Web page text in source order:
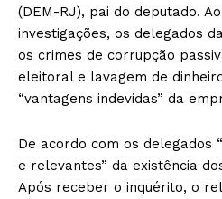
(DEM-RJ), pai do deputado.
investigações, os delegados
os crimes de corrupção
eleitoral e lavagem de
“vantagens indevidas” da
De acordo com os delegados
e relevantes” da existência
Após receber o inquérito, o